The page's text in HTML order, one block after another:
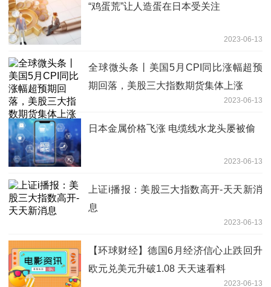
“鸡蛋荒”让人造蛋在日本受关注
2023-06-13
全球微头条丨美国5月CPI同比涨幅超预
期回落，美股三大指数期货集体上涨
2023-06-13
日本金属价格飞涨 电缆线水龙头屡被偷
2023-06-13
上证i播报：美股三大指数高开-天天新消
息
2023-06-13
【环球财经】德国6月经济信心止跌回升
欧元兑美元升破1.08 天天速看料
2023-06-13